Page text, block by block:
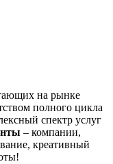
на рынке
полного цикла
спектр услуг
– компании,
креативный